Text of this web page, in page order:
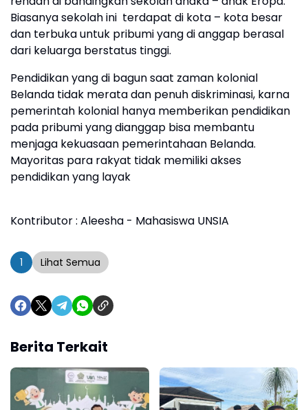
Biasanya sekolah ini terdapat di kota – kota besar
dan terbuka untuk pribumi yang di anggap berasal
dari keluarga berstatus tinggi.
Pendidikan yang di bagun saat zaman kolonial
Belanda tidak merata dan penuh diskriminasi, karna
pemerintah kolonial hanya memberikan pendidikan
pada pribumi yang dianggap bisa membantu
menjaga kekuasaan pemerintahaan Belanda.
Mayoritas para rakyat tidak memiliki akses
pendidikan yang layak
Kontributor : Aleesha - Mahasiswa UNSIA
1 Lihat Semua
Berita Terkait